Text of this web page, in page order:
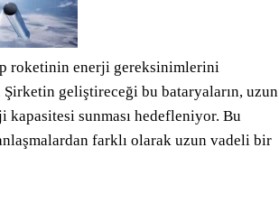
roketinin enerji gereksinimlerini
geliştireceği bu bataryaların, uzun
kapasitesi sunması hedefleniyor. Bu
farklı olarak uzun vadeli bir